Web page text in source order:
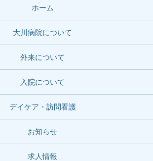
ホーム
大川病院について
外来について
入院について
デイケア・訪問看護
お知らせ
求人情報